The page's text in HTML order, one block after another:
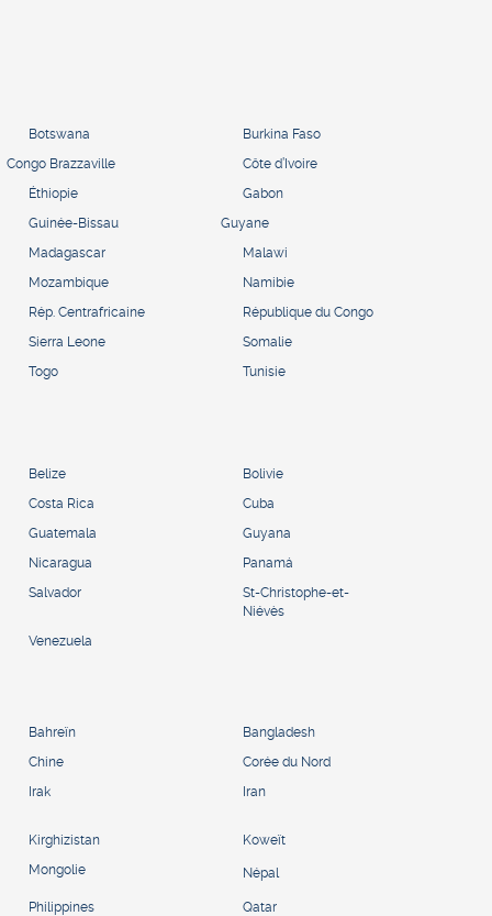
Botswana
Burkina Faso
Congo Brazzaville
Côte d’Ivoire
Éthiopie
Gabon
Guinée-Bissau
Guyane
Madagascar
Malawi
Mozambique
Namibie
Rép. Centrafricaine
République du Congo
Sierra Leone
Somalie
Togo
Tunisie
Belize
Bolivie
Costa Rica
Cuba
Guatemala
Guyana
Nicaragua
Panamá
Salvador
St-Christophe-et-
Niévès
Venezuela
Bahreïn
Bangladesh
Chine
Corée du Nord
Irak Iran
Kirghizistan
Koweït
Mongolie Népal
Philippines
Qatar